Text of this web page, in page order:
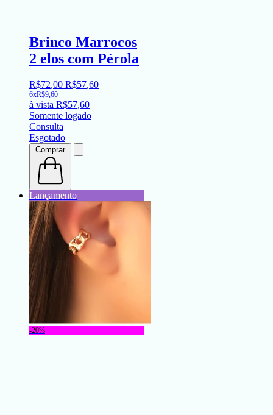
Brinco Marrocos
2 elos com Pérola
R$72,00 R$57,60
6xR$9,60
à vista R$57,60
Somente logado
Consulta
Esgotado
Comprar
-20%